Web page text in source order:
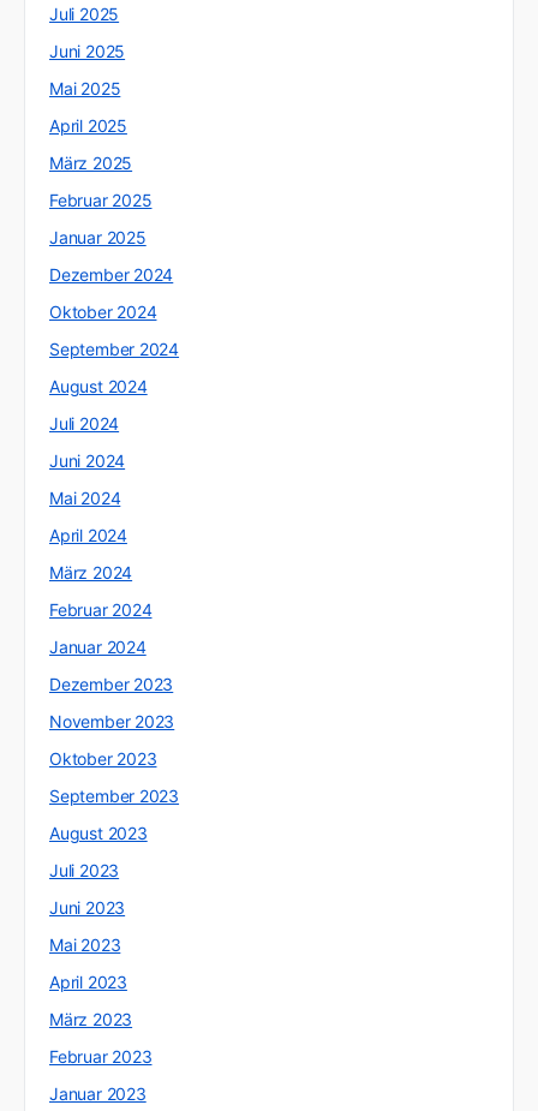
Juli 2025
Juni 2025
Mai 2025
April 2025
März 2025
Februar 2025
Januar 2025
Dezember 2024
Oktober 2024
September 2024
August 2024
Juli 2024
Juni 2024
Mai 2024
April 2024
März 2024
Februar 2024
Januar 2024
Dezember 2023
November 2023
Oktober 2023
September 2023
August 2023
Juli 2023
Juni 2023
Mai 2023
April 2023
März 2023
Februar 2023
Januar 2023